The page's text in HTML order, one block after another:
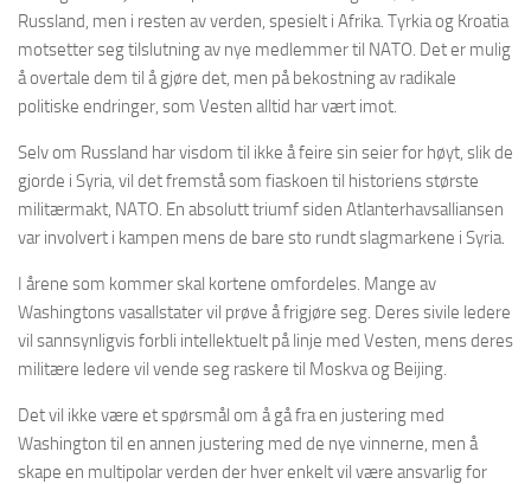
Russland, men i resten av verden, spesielt i Afrika. Tyrkia og Kroatia
motsetter seg tilslutning av nye medlemmer til NATO. Det er mulig
å overtale dem til å gjøre det, men på bekostning av radikale
politiske endringer, som Vesten alltid har vært imot.
Selv om Russland har visdom til ikke å feire sin seier for høyt, slik de
gjorde i Syria, vil det fremstå som fiaskoen til historiens største
militærmakt, NATO. En absolutt triumf siden Atlanterhavsalliansen
var involvert i kampen mens de bare sto rundt slagmarkene i Syria.
I årene som kommer skal kortene omfordeles. Mange av
Washingtons vasallstater vil prøve å frigjøre seg. Deres sivile ledere
vil sannsynligvis forbli intellektuelt på linje med Vesten, mens deres
militære ledere vil vende seg raskere til Moskva og Beijing.
Det vil ikke være et spørsmål om å gå fra en justering med
Washington til en annen justering med de nye vinnerne, men å
skape en multipolar verden der hver enkelt vil være ansvarlig for